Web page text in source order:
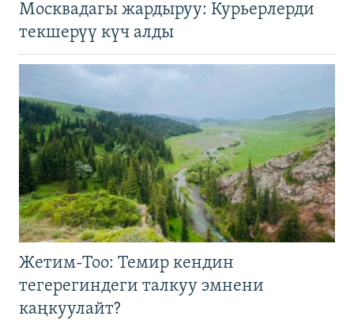
Москвадагы жардыруу: Курьерлерди
текшерүү күч алды
Жетим-Тоо: Темир кендин
тегерегиндеги талкуу эмнени
каңкуулайт?